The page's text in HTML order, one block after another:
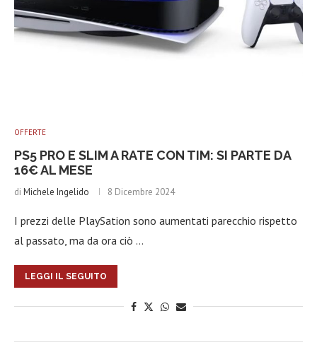
OFFERTE
PS5 PRO E SLIM A RATE CON TIM: SI PARTE DA
16€ AL MESE
di Michele Ingelido 8 Dicembre 2024
I prezzi delle PlaySation sono aumentati parecchio rispetto
al passato, ma da ora ciò …
LEGGI IL SEGUITO